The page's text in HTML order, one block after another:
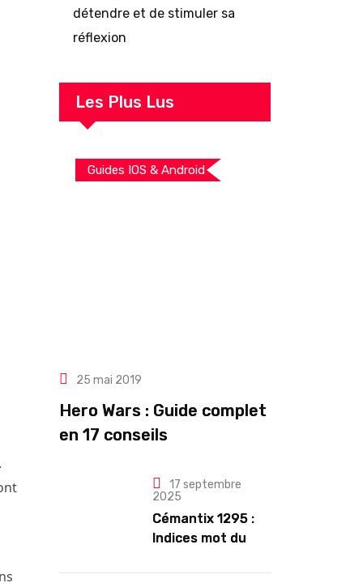
détendre et de stimuler sa
réflexion
Les Plus Lus
Guides IOS & Android
25 mai 2019
Hero Wars : Guide complet
en 17 conseils
17 septembre
2025
Cémantix 1295 :
Indices mot du